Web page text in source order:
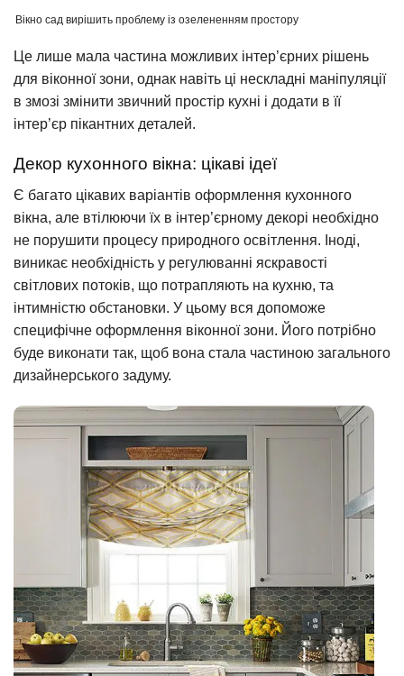
Вікно сад вирішить проблему із озелененням простору
Це лише мала частина можливих інтер’єрних рішень
для віконної зони, однак навіть ці нескладні маніпуляції
в змозі змінити звичний простір кухні і додати в її
інтер’єр пікантних деталей.
Декор кухонного вікна: цікаві ідеї
Є багато цікавих варіантів оформлення кухонного
вікна, але втілюючи їх в інтер’єрному декорі необхідно
не порушити процесу природного освітлення. Іноді,
виникає необхідність у регулюванні яскравості
світлових потоків, що потрапляють на кухню, та
інтимністю обстановки. У цьому вся допоможе
специфічне оформлення віконної зони. Його потрібно
буде виконати так, щоб вона стала частиною загального
дизайнерського задуму.